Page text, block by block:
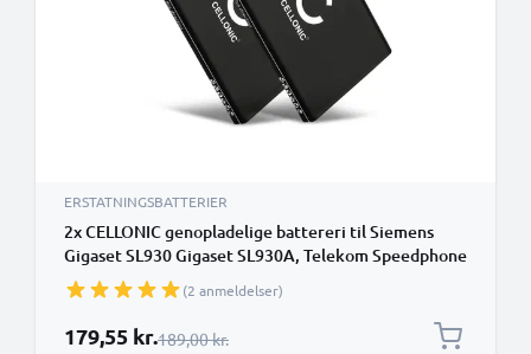
ERSTATNINGSBATTERIER
2x CELLONIC genopladelige battereri til Siemens
Gigaset SL930 Gigaset SL930A, Telekom Speedphone
701 - V30145-K1310-X456 1300mAh - udskift dit
mobilbatteri
(2 anmeldelser)
Særlig pris
179,55 kr.Almindelig pris
189,00 kr.